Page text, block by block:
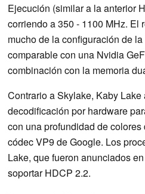
Ejecución (similar a la anterior
corriendo a 350 - 1100 MHz. El
mucho de la configuración de
comparable con una Nvidia
combinación con la memoria
Contrario a Skylake, Kaby Lake
decodificación por hardware
con una profundidad de
códec VP9 de Google. Los
Lake, que fueron anunciados
soportar HDCP 2.2.